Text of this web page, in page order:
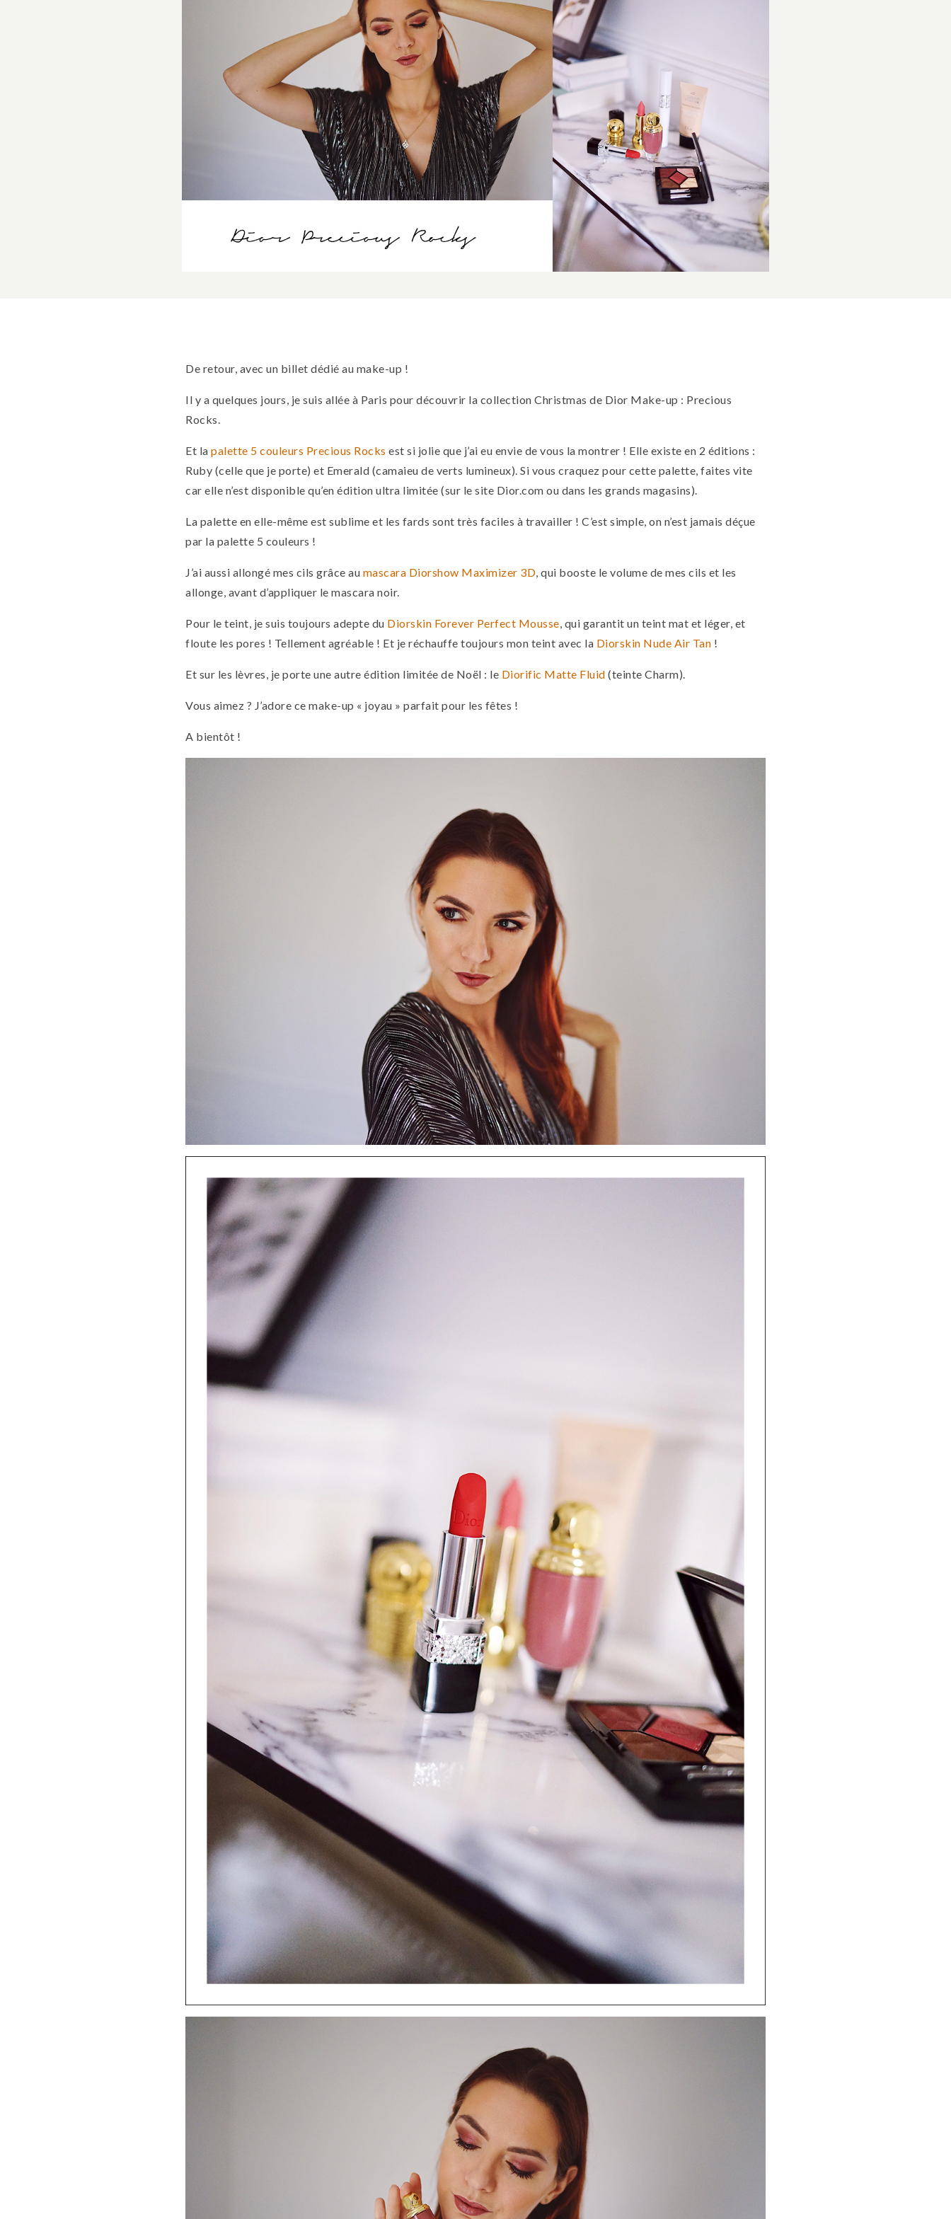
De retour, avec un billet dédié au make-up !
Il y a quelques jours, je suis allée à Paris pour découvrir la collection Christmas de Dior Make-up : Precious
Rocks.
Et la palette 5 couleurs Precious Rocks est si jolie que j’ai eu envie de vous la montrer ! Elle existe en 2 éditions :
Ruby (celle que je porte) et Emerald (camaieu de verts lumineux). Si vous craquez pour cette palette, faites vite
car elle n’est disponible qu’en édition ultra limitée (sur le site Dior.com ou dans les grands magasins).
La palette en elle-même est sublime et les fards sont très faciles à travailler ! C’est simple, on n’est jamais déçue
par la palette 5 couleurs !
J’ai aussi allongé mes cils grâce au mascara Diorshow Maximizer 3D, qui booste le volume de mes cils et les
allonge, avant d’appliquer le mascara noir.
Pour le teint, je suis toujours adepte du Diorskin Forever Perfect Mousse, qui garantit un teint mat et léger, et
floute les pores ! Tellement agréable ! Et je réchauffe toujours mon teint avec la Diorskin Nude Air Tan !
Et sur les lèvres, je porte une autre édition limitée de Noël : le Diorific Matte Fluid (teinte Charm).
Vous aimez ? J’adore ce make-up « joyau » parfait pour les fêtes !
A bientôt !